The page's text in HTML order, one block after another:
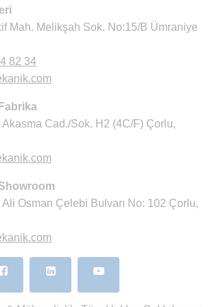
Mah. Melikşah Sok. No:15/B Ümraniye
82 34
Akasma Cad./Sok. H2 (4C/F) Çorlu,
Ali Osman Çelebi Bulvarı No: 102 Çorlu,